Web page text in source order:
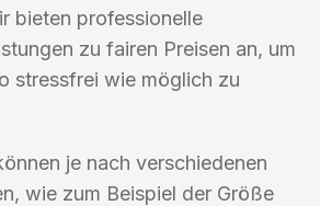
bieten professionelle
zu fairen Preisen an, um
stressfrei wie möglich zu
je nach verschiedenen
wie zum Beispiel der Größe